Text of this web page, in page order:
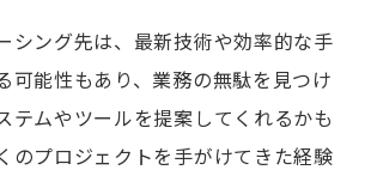
シング先は、最新技術や効率的な手
可能性もあり、業務の無駄を見つけ
テムやツールを提案してくれるかも
のプロジェクトを手がけてきた経験